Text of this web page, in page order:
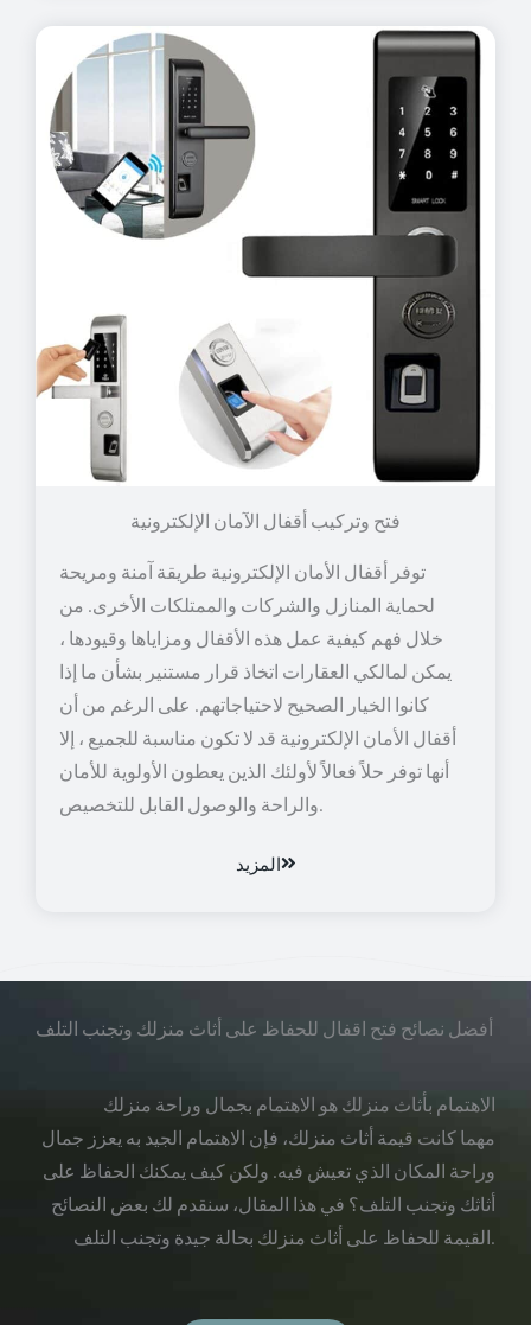
توفر أقفال الأمان الإلكترونية طريقة آمنة ومريحة
لحماية المنازل والشركات والممتلكات الأخرى. من
خلال فهم كيفية عمل هذه الأقفال ومزاياها وقيودها ،
يمكن لمالكي العقارات اتخاذ قرار مستنير بشأن ما إذا
كانوا الخيار الصحيح لاحتياجاتهم. على الرغم من أن
أقفال الأمان الإلكترونية قد لا تكون مناسبة للجميع ، إلا
أنها توفر حلاً فعالاً لأولئك الذين يعطون الأولوية للأمان
والراحة والوصول القابل للتخصيص.
المزيد
أفضل نصائح فتح اقفال للحفاظ على أثاث منزلك وتجنب التلف
الاهتمام بأثاث منزلك هو الاهتمام بجمال وراحة منزلك
مهما كانت قيمة أثاث منزلك، فإن الاهتمام الجيد به يعزز جمال
وراحة المكان الذي تعيش فيه. ولكن كيف يمكنك الحفاظ على
أثاثك وتجنب التلف؟ في هذا المقال، سنقدم لك بعض النصائح
القيمة للحفاظ على أثاث منزلك بحالة جيدة وتجنب التلف.